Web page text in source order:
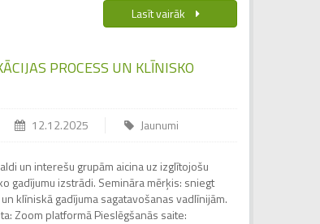
Lasīt vairāk
PROCESS UN KLĪNISKO
12.12.2025 Jaunumi
un interešu grupām aicina uz izglītojošu
gadījumu izstrādi. Semināra mērķis: sniegt
klīniskā gadījuma sagatavošanas vadlīnijām.
Zoom platformā Pieslēgšanās saite: